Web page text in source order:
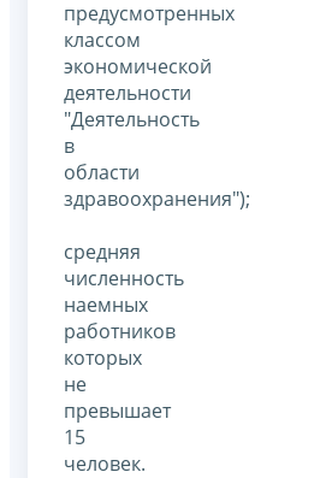
предусмотренных
классом
экономической
деятельности
"Деятельность
в
области
здравоохранения");
средняя
численность
наемных
работников
которых
не
превышает
15
человек.